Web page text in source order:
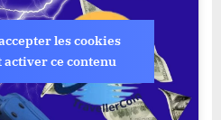
les cookies
ce contenu